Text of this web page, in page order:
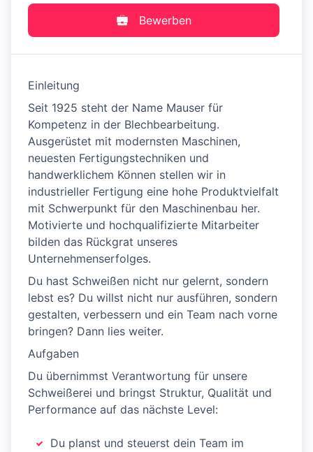
Bewerben
Einleitung
Seit 1925 steht der Name Mauser für
Kompetenz in der Blechbearbeitung.
Ausgerüstet mit modernsten Maschinen,
neuesten Fertigungstechniken und
handwerklichem Können stellen wir in
industrieller Fertigung eine hohe Produktvielfalt
mit Schwerpunkt für den Maschinenbau her.
Motivierte und hochqualifizierte Mitarbeiter
bilden das Rückgrat unseres
Unternehmenserfolges.
Du hast Schweißen nicht nur gelernt, sondern
lebst es? Du willst nicht nur ausführen, sondern
gestalten, verbessern und ein Team nach vorne
bringen? Dann lies weiter.
Aufgaben
Du übernimmst Verantwortung für unsere
Schweißerei und bringst Struktur, Qualität und
Performance auf das nächste Level:
Du planst und steuerst dein Team im